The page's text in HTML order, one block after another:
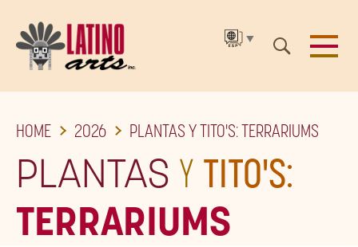
TO
MAIN
CONTENT
▼
HOME 2026 PLANTAS Y TITO'S: TERRARIUMS
PLANTAS Y TITO'S:
TERRARIUMS